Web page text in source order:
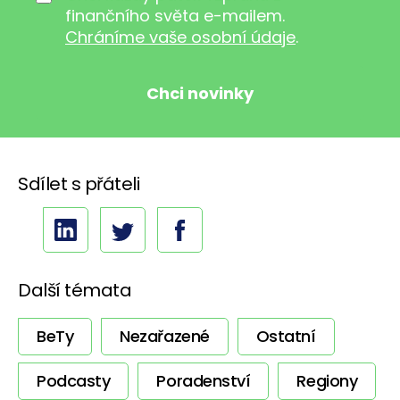
finančního světa e-mailem.
Chráníme vaše osobní údaje.
Sdílet s přáteli
Další témata
BeTy Nezařazené
Ostatní
Podcasty
Poradenství Regiony